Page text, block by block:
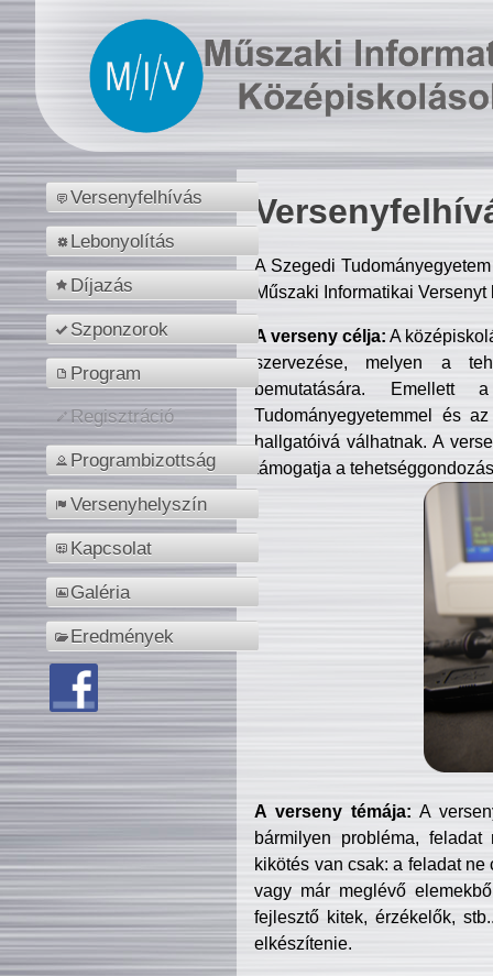
Versenyfelhívás
Lebonyolítás
Díjazás
Szponzorok
Program
Regisztráció
Programbizottság
Versenyhelyszín
Kapcsolat
Galéria
Eredmények
A Szegedi
Műszaki Informatikai
A verseny célja: A
szervezése, melyen a
bemutatására. Emellett
Tudományegyetemmel és
hallgatóivá válhatnak. A
támogatja a
A verseny témája: A
bármilyen probléma, feladat
kikötés van csak: a feladat
vagy már meglévő
fejlesztő kitek, érzékelők,
elkészítenie.